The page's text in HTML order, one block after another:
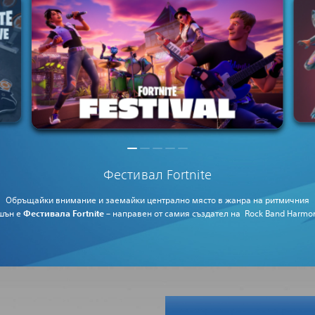
Фестивал Fortnite
Обръщайки внимание и заемайки централно място в жанра на ритмичния
еФестивала Fortnite– направен от самия създател на Rock Band